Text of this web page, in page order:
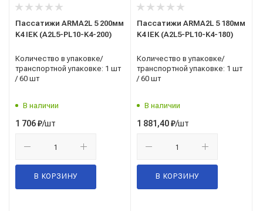
Пассатижи ARMA2L 5 200мм
K4 IEK (A2L5-PL10-K4-200)
Количество в упаковке/
транспортной упаковке: 1 шт
/ 60 шт
В наличии
1 706₽/шт
В КОРЗИНУ
Пассатижи ARMA2L 5 180мм
K4 IEK (A2L5-PL10-K4-180)
Количество в упаковке/
транспортной упаковке: 1 шт
/ 60 шт
В наличии
1 881,40₽/шт
В КОРЗИНУ